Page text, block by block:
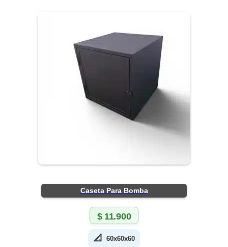
Caseta Para Bomba
$11.900
📐 60x60x60